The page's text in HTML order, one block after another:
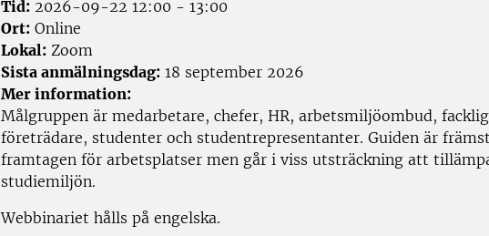
Tid: 2026-09-22 12:00 - 13:00
Ort: Online
Lokal: Zoom
Sista anmälningsdag: 18 september 2026
Mer information:
Målgruppen är medarbetare, chefer, HR, arbetsmiljöombud,
företrädare, studenter och studentrepresentanter. Guiden är främst
framtagen för arbetsplatser men går i viss utsträckning att
studiemiljön.
Webbinariet hålls på engelska.